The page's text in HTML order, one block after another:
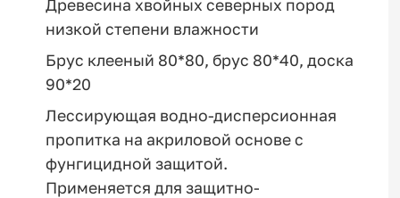
Древесина хвойных северных пород
низкой степени влажности
Брус клееный 80*80, брус 80*40, доска
90*20
Лессирующая водно-дисперсионная
пропитка на акриловой основе с
фунгицидной защитой.
Применяется для защитно-